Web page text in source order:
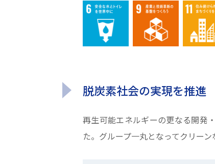
脱炭素社会の実現を推進
再生可能エネルギーの更なる開発
た。グループ一丸となってクリー